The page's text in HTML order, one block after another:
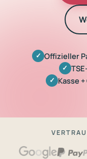
✓ Offizieller
✓
✓ Kasse